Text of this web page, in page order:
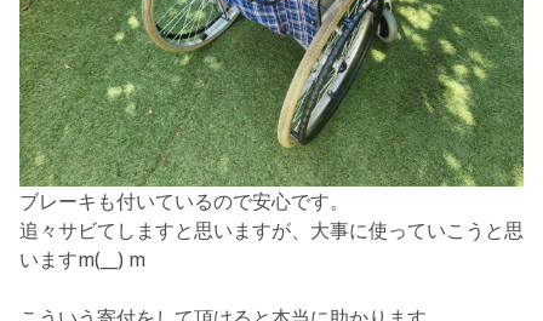
ブレーキも付いているので安心です。
追々サビてしますと思いますが、大事に使っていこうと思
いますm(__) m